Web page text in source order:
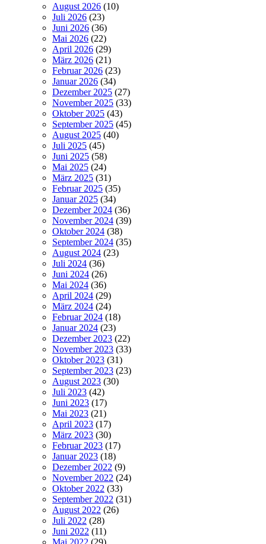
August 2026 (10)
Juli 2026 (23)
Juni 2026 (36)
Mai 2026 (22)
April 2026 (29)
März 2026 (21)
Februar 2026 (23)
Januar 2026 (34)
Dezember 2025 (27)
November 2025 (33)
Oktober 2025 (43)
September 2025 (45)
August 2025 (40)
Juli 2025 (45)
Juni 2025 (58)
Mai 2025 (24)
März 2025 (31)
Februar 2025 (35)
Januar 2025 (34)
Dezember 2024 (36)
November 2024 (39)
Oktober 2024 (38)
September 2024 (35)
August 2024 (23)
Juli 2024 (36)
Juni 2024 (26)
Mai 2024 (36)
April 2024 (29)
März 2024 (24)
Februar 2024 (18)
Januar 2024 (23)
Dezember 2023 (22)
November 2023 (33)
Oktober 2023 (31)
September 2023 (23)
August 2023 (30)
Juli 2023 (42)
Juni 2023 (17)
Mai 2023 (21)
April 2023 (17)
März 2023 (30)
Februar 2023 (17)
Januar 2023 (18)
Dezember 2022 (9)
November 2022 (24)
Oktober 2022 (33)
September 2022 (31)
August 2022 (26)
Juli 2022 (28)
Juni 2022 (11)
Mai 2022 (29)